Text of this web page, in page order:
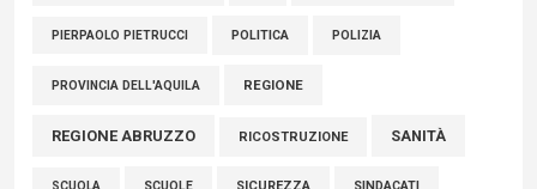
PIERPAOLO PIETRUCCI POLITICA POLIZIA
PROVINCIA DELL'AQUILA REGIONE
REGIONE ABRUZZO RICOSTRUZIONE SANITÀ
SCUOLA